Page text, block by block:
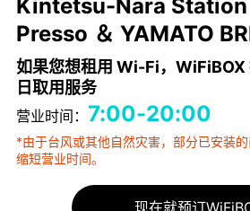
Kintetsu-Nara
Presso ＆ YAMATO
如果您想租用 Wi-Fi，WiFiBOX
日取用服务
营业时间： 7:00-20:00
*由于台风或其他自然灾害，部分已安装
缩短营业时间。
现在就预订